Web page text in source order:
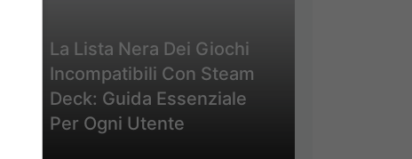
La Lista Nera Dei Giochi
Incompatibili Con Steam
Deck: Guida Essenziale
Per Ogni Utente